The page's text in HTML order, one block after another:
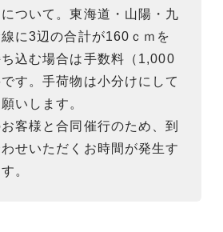
ついて。東海道・山陽・九
に3辺の合計が160ｃｍを
込む場合は手数料（1,000
す。手荷物は小分けにして
いします。
客様と合同催行のため、到
せいただくお時間が発生す
。